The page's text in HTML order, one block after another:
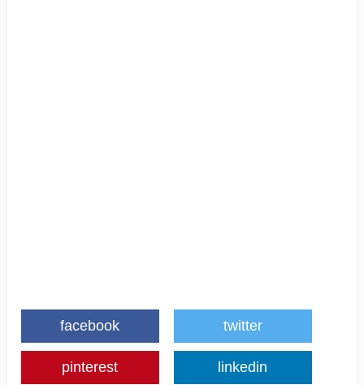
facebook twitter
pinterest linkedin